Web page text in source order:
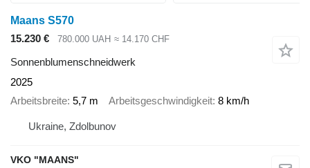
Maans S570
15.230 €
780.000 UAH ≈ 14.170 CHF
Sonnenblumenschneidwerk
2025
Arbeitsbreite 5,7 m Arbeitsgeschwindigkeit 8 km/h
Ukraine, Zdolbunov
VKO "MAANS"